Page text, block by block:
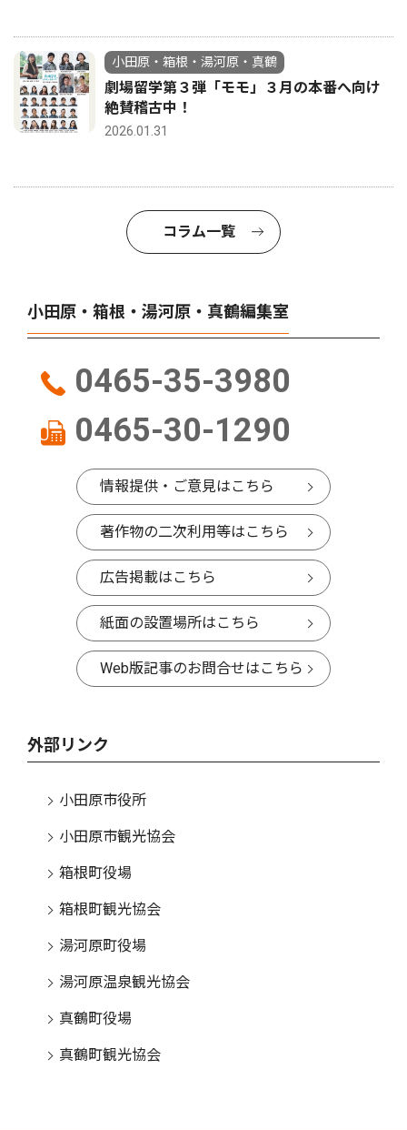
小田原・箱根・湯河原・真鶴
劇場留学第３弾「モモ」３月の本番へ向け
絶賛稽古中！
2026.01.31
コラム一覧
小田原・箱根・湯河原・真鶴編集室
0465-35-3980
0465-30-1290
情報提供・ご意見はこちら
著作物の二次利用等はこちら
広告掲載はこちら
紙面の設置場所はこちら
Web版記事のお問合せはこちら
外部リンク
小田原市役所
小田原市観光協会
箱根町役場
箱根町観光協会
湯河原町役場
湯河原温泉観光協会
真鶴町役場
真鶴町観光協会